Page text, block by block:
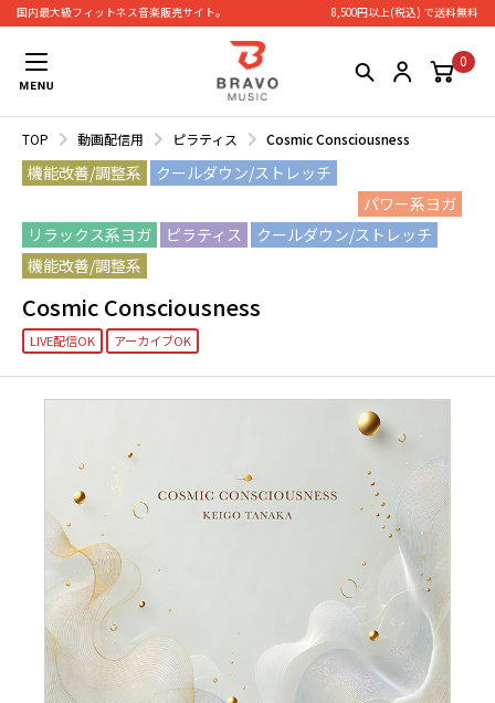
国内最大級フィットネス⾳楽販売サイト。 8,500円以上(税込) で送料無料
0
TOP 動画配信用 ピラティス Cosmic Consciousness
機能改善/調整系
クールダウン/ストレッチ
パワー系ヨガ
リラックス系ヨガ
ピラティス
クールダウン/ストレッチ
機能改善/調整系
Cosmic Consciousness
LIVE配信OK アーカイブOK